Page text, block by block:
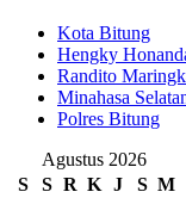
Kota Bitung
Hengky
Randito
Minahasa
Polres Bitung
Agustus 2026
S
S R K J S M